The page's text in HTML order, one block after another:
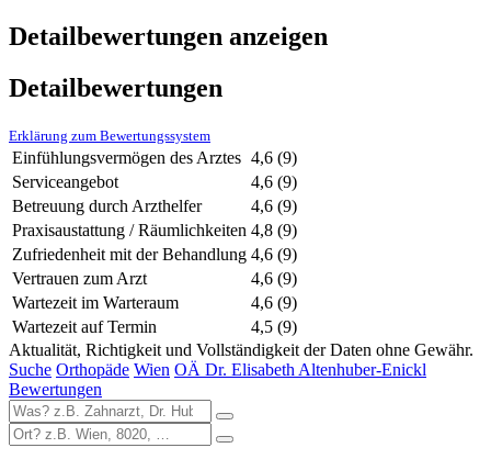
Detailbewertungen anzeigen
Detailbewertungen
Erklärung zum Bewertungssystem
Einfühlungsvermögen des Arztes 4,6 (9)
Serviceangebot
4,6 (9)
Betreuung durch Arzthelfer
4,6 (9)
Praxisaustattung / Räumlichkeiten 4,8 (9)
Zufriedenheit mit der Behandlung 4,6 (9)
Vertrauen zum Arzt
4,6 (9)
Wartezeit im Warteraum
4,6 (9)
Wartezeit auf Termin
4,5 (9)
Aktualität, Richtigkeit und Vollständigkeit der Daten ohne Gewähr.
Suche Orthopäde Wien OÄ Dr. Elisabeth Altenhuber-Enickl
Bewertungen